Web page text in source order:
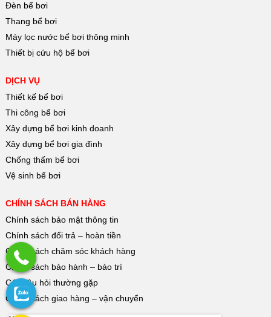
Đèn bể bơi
Thang bể bơi
Máy lọc nước bể bơi thông minh
Thiết bị cứu hộ bể bơi
DỊCH VỤ
Thiết kế bể bơi
Thi công bể bơi
Xây dựng bể bơi kinh doanh
Xây dựng bể bơi gia đình
Chống thấm bể bơi
Vệ sinh bể bơi
CHÍNH SÁCH BÁN HÀNG
Chính sách bảo mật thông tin
Chính sách đổi trả – hoàn tiền
Chính sách chăm sóc khách hàng
Chính sách bảo hành – bảo trì
Các câu hỏi thường gặp
Chính sách giao hàng – vận chuyển